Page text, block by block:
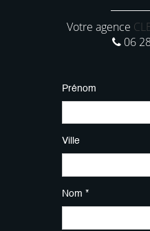
Votre agence
06
Prénom
Ville
Nom *